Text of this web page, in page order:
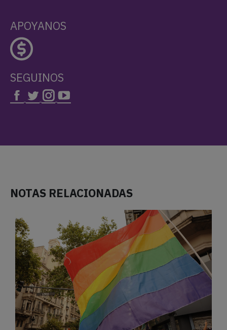
APOYANOS
SEGUINOS
NOTAS RELACIONADAS